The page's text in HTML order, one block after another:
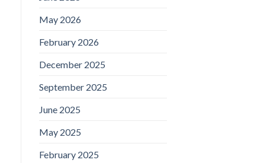
May 2026
February 2026
December 2025
September 2025
June 2025
May 2025
February 2025